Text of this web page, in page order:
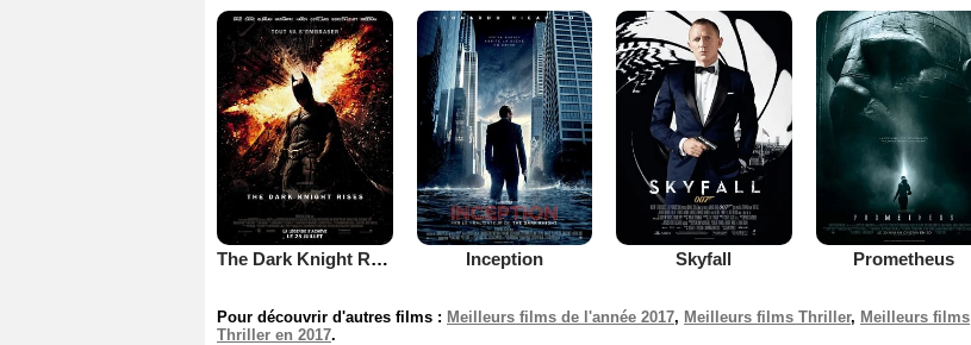
The Dark Knight Rises Inception Skyfall Prometheus
Pour découvrir d'autres films : Meilleurs films de l'année 2017, Meilleurs films Thriller, Meilleurs films
Thriller en 2017.